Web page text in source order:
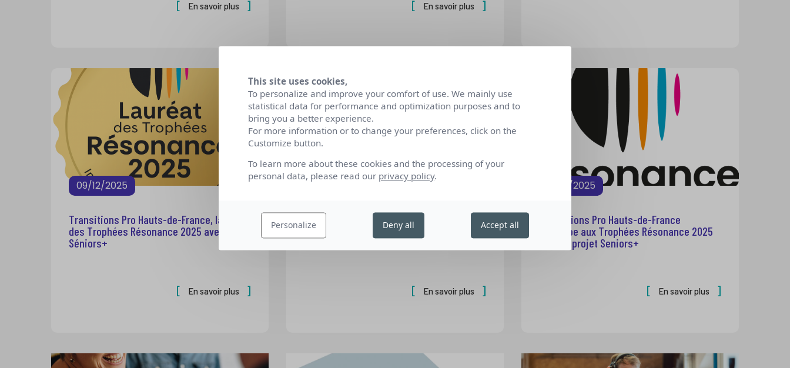
En savoir plus En savoir plus
09/12/2025
Transitions Pro Hauts-de-France, lauréat
des Trophées Résonance 2025 avec
Séniors+
En savoir plus
07/11/2025
92 % de parcours de reconversion ont
pris forme : la preuve que le PTP change
des vies
En savoir plus
13/10/2025
Transitions Pro Hauts-de-France
participe aux Trophées Résonance 2025
avec le projet Seniors+
En savoir plus
This site uses cookies,
To personalize and improve your comfort of use. We mainly use
statistical data for performance and optimization purposes and to
bring you a better experience.
For more information or to change your preferences, click on the
Customize button.
To learn more about these cookies and the processing of your
personal data, please read our privacy policy.
Personalize Deny all Accept all